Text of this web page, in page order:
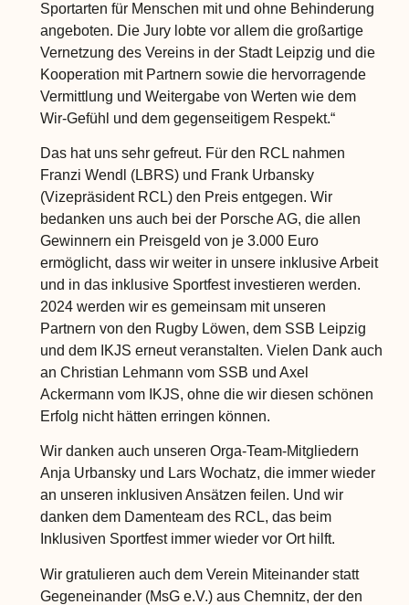
Sportarten für Menschen mit und ohne Behinderung
angeboten. Die Jury lobte vor allem die großartige
Vernetzung des Vereins in der Stadt Leipzig und die
Kooperation mit Partnern sowie die hervorragende
Vermittlung und Weitergabe von Werten wie dem
Wir-Gefühl und dem gegenseitigem Respekt.“
Das hat uns sehr gefreut. Für den RCL nahmen
Franzi Wendl (LBRS) und Frank Urbansky
(Vizepräsident RCL) den Preis entgegen. Wir
bedanken uns auch bei der Porsche AG, die allen
Gewinnern ein Preisgeld von je 3.000 Euro
ermöglicht, dass wir weiter in unsere inklusive Arbeit
und in das inklusive Sportfest investieren werden.
2024 werden wir es gemeinsam mit unseren
Partnern von den Rugby Löwen, dem SSB Leipzig
und dem IKJS erneut veranstalten. Vielen Dank auch
an Christian Lehmann vom SSB und Axel
Ackermann vom IKJS, ohne die wir diesen schönen
Erfolg nicht hätten erringen können.
Wir danken auch unseren Orga-Team-Mitgliedern
Anja Urbansky und Lars Wochatz, die immer wieder
an unseren inklusiven Ansätzen feilen. Und wir
danken dem Damenteam des RCL, das beim
Inklusiven Sportfest immer wieder vor Ort hilft.
Wir gratulieren auch dem Verein Miteinander statt
Gegeneinander (MsG e.V.) aus Chemnitz, der den